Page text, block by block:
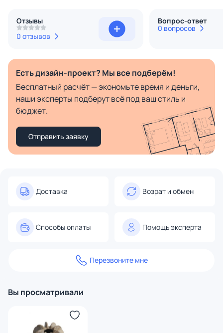
Отзывы
0 отзывов
Вопрос-ответ
0 вопросов
Есть дизайн-проект? Мы все подберём!
Бесплатный расчёт — экономьте время и деньги,
наши эксперты подберут всё под ваш стиль и
бюджет.
Отправить заявку
Доставка Возрат и обмен
Способы оплаты Помощь эксперта
Перезвоните мне
Вы просматривали